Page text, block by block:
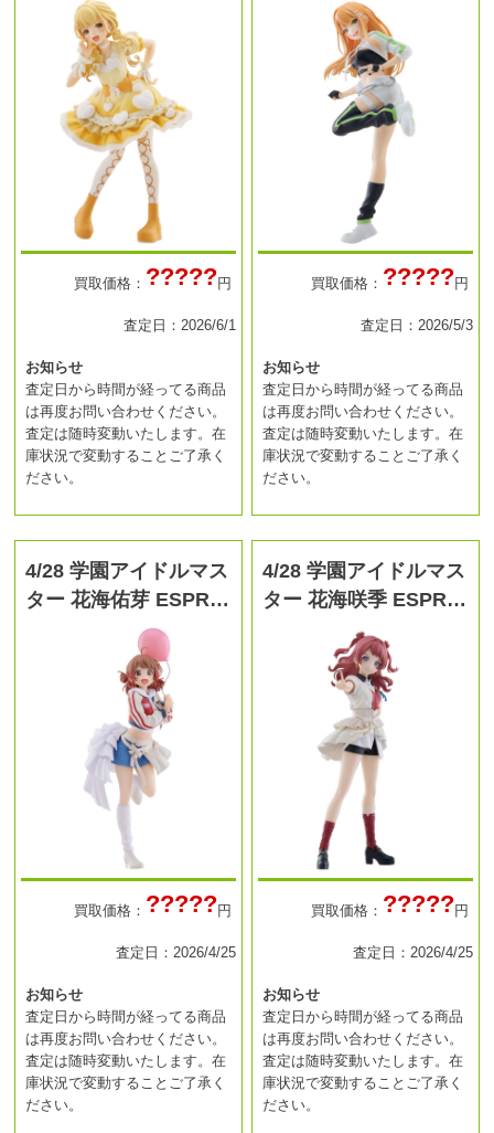
買取価格： ?????円
査定日：2026/6/1
お知らせ
査定日から時間が経ってる商品
は再度お問い合わせください。
査定は随時変動いたします。在
庫状況で変動することご了承く
ださい。
買取価格： ?????円
査定日：2026/5/3
お知らせ
査定日から時間が経ってる商品
は再度お問い合わせください。
査定は随時変動いたします。在
庫状況で変動することご了承く
ださい。
4/28 学園アイドルマス
ター 花海佑芽 ESPR…
買取価格： ?????円
査定日：2026/4/25
お知らせ
査定日から時間が経ってる商品
は再度お問い合わせください。
査定は随時変動いたします。在
庫状況で変動することご了承く
ださい。
4/28 学園アイドルマス
ター 花海咲季 ESPR…
買取価格： ?????円
査定日：2026/4/25
お知らせ
査定日から時間が経ってる商品
は再度お問い合わせください。
査定は随時変動いたします。在
庫状況で変動することご了承く
ださい。